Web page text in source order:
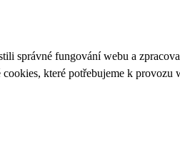
správné fungování webu a
které potřebujeme k